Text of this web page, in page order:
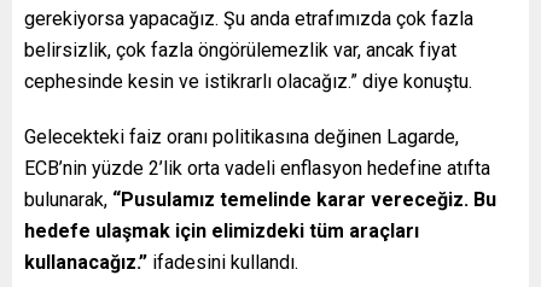
gerekiyorsa yapacağız. Şu anda etrafımızda çok fazla
belirsizlik, çok fazla öngörülemezlik var, ancak fiyat
cephesinde kesin ve istikrarlı olacağız.” diye konuştu.
Gelecekteki faiz oranı politikasına değinen Lagarde,
ECB’nin yüzde 2’lik orta vadeli enflasyon hedefine atıfta
bulunarak, “Pusulamız temelinde karar vereceğiz. Bu
hedefe ulaşmak için elimizdeki tüm araçları
kullanacağız.” ifadesini kullandı.